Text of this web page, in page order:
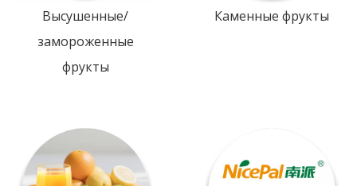
Высушенные/
замороженные
фрукты
Каменные фрукты